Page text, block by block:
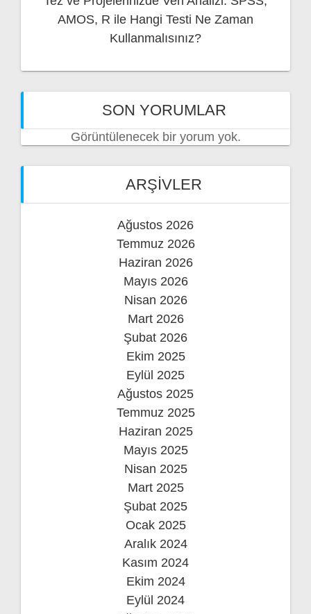
AMOS, R ile Hangi Testi Ne Zaman
Kullanmalısınız?
SON YORUMLAR
Görüntülenecek bir yorum yok.
ARŞIVLER
Ağustos 2026
Temmuz 2026
Haziran 2026
Mayıs 2026
Nisan 2026
Mart 2026
Şubat 2026
Ekim 2025
Eylül 2025
Ağustos 2025
Temmuz 2025
Haziran 2025
Mayıs 2025
Nisan 2025
Mart 2025
Şubat 2025
Ocak 2025
Aralık 2024
Kasım 2024
Ekim 2024
Eylül 2024